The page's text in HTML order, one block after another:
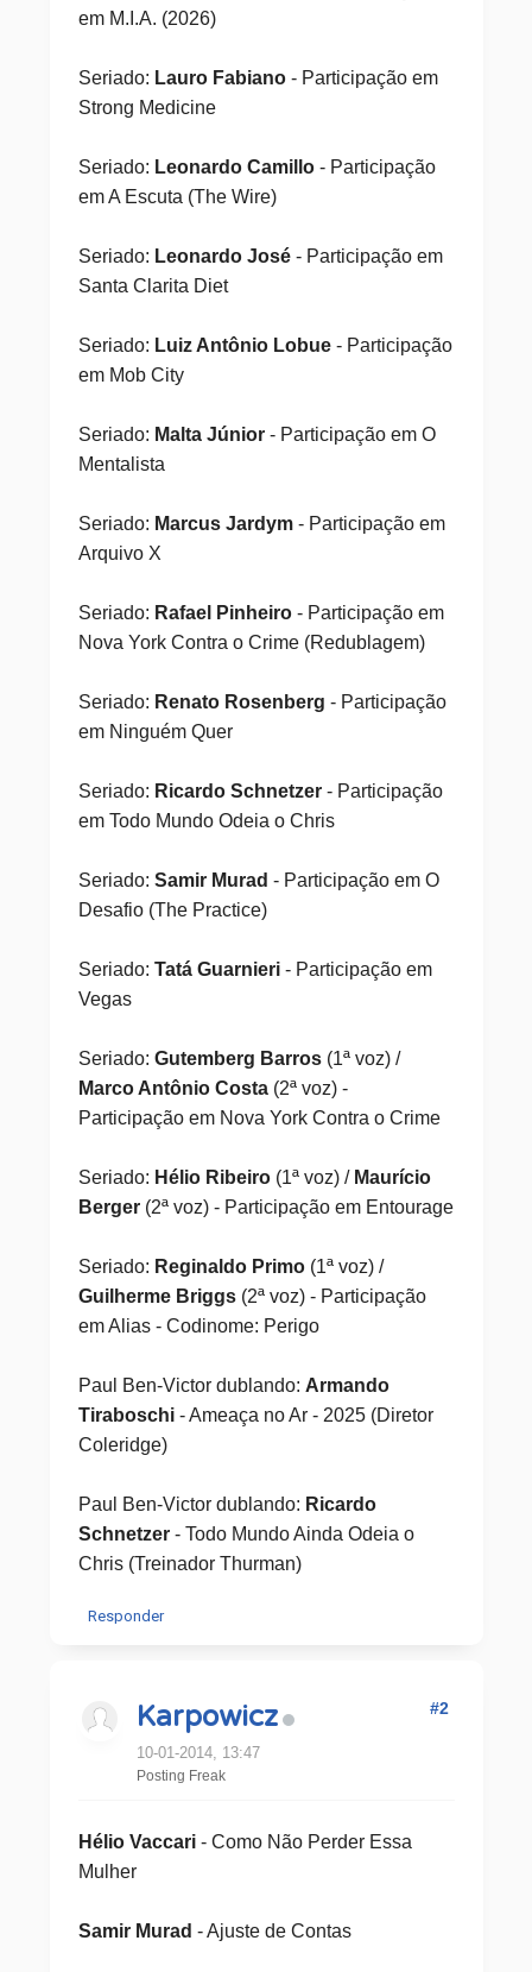
em M.I.A. (2026)
Seriado: Lauro Fabiano - Participação em
Strong Medicine
Seriado: Leonardo Camillo- Participação
em A Escuta (The Wire)
Seriado: Leonardo José- Participação em
Santa Clarita Diet
Seriado: Luiz Antônio Lobue- Participação
em Mob City
Seriado: Malta Júnior- Participação em O
Mentalista
Seriado: Marcus Jardym- Participação em
Arquivo X
Seriado: Rafael Pinheiro - Participação em
Nova York Contra o Crime (Redublagem)
Seriado: Renato Rosenberg - Participação
em Ninguém Quer
Seriado: Ricardo Schnetzer - Participação
em Todo Mundo Odeia o Chris
Seriado: Samir Murad - Participação em O
Desafio (The Practice)
Seriado: Tatá Guarnieri - Participação em
Vegas
Seriado: Gutemberg Barros (1ª voz) /
Marco Antônio Costa (2ª voz) -
Participação em Nova York Contra o Crime
Seriado: Hélio Ribeiro(1ª voz) / Maurício
Berger(2ª voz) - Participação em Entourage
Seriado: Reginaldo Primo(1ª voz) /
Guilherme Briggs (2ª voz) - Participação
em Alias - Codinome: Perigo
Paul Ben-Victor dublando: Armando
Tiraboschi - Ameaça no Ar - 2025 (Diretor
Coleridge)
Paul Ben-Victor dublando: Ricardo
Schnetzer- Todo Mundo Ainda Odeia o
Chris (Treinador Thurman)
Responder
Karpowicz
10-01-2014, 13:47
Posting Freak
#2
Hélio Vaccari- Como Não Perder Essa
Mulher
Samir Murad - Ajuste de Contas